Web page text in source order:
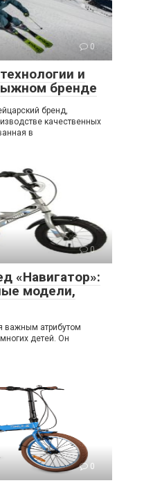
0
и
бренде
бренд,
качественных
в
0
«Навигатор»:
модели,
важным атрибутом
детей. Он
0